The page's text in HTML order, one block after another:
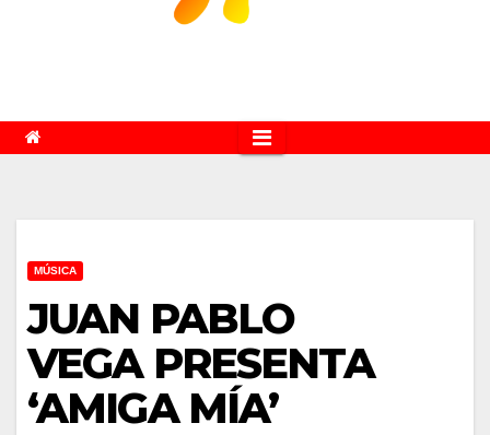
MÚSICA
JUAN PABLO
VEGA PRESENTA
‘AMIGA MÍA’